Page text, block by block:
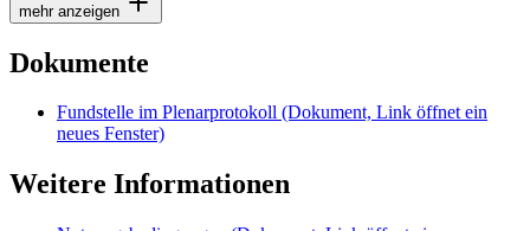
mehr anzeigen
Dokumente
Fundstelle im Plenarprotokoll (Dokument, Link öffnet ein
neues Fenster)
Weitere Informationen